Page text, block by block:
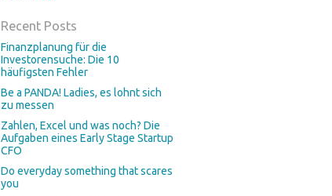
Recent Posts
Finanzplanung für die
Investorensuche: Die 10
häufigsten Fehler
Be a PANDA! Ladies, es lohnt sich
zu messen
Zahlen, Excel und was noch? Die
Aufgaben eines Early Stage Startup
CFO
Do everyday something that scares
you